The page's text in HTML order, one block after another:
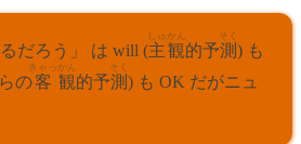
るだろう」 は will (主
しゅ
観
かん
的予測
そく
) も
の客
きゃっ
観
かん
的予測
そく
) も OK だがニュ